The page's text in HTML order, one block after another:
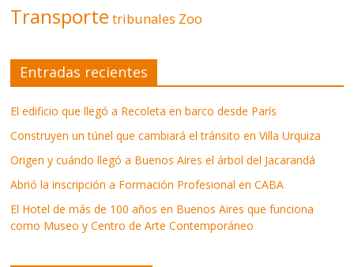
Transporte tribunales Zoo
Entradas recientes
El edificio que llegó a Recoleta en barco desde París
Construyen un túnel que cambiará el tránsito en Villa Urquiza
Origen y cuándo llegó a Buenos Aires el árbol del Jacarandá
Abrió la inscripción a Formación Profesional en CABA
El Hotel de más de 100 años en Buenos Aires que funciona
como Museo y Centro de Arte Contemporáneo